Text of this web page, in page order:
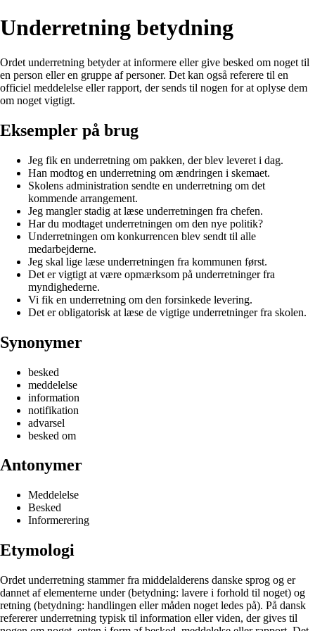
Underretning betydning
Ordet underretning betyder at informere eller give besked om noget til
en person eller en gruppe af personer. Det kan også referere til en
officiel meddelelse eller rapport, der sends til nogen for at oplyse dem
om noget vigtigt.
Eksempler på brug
Jeg fik en underretning om pakken, der blev leveret i dag.
Han modtog en underretning om ændringen i skemaet.
Skolens administration sendte en underretning om det
kommende arrangement.
Jeg mangler stadig at læse underretningen fra chefen.
Har du modtaget underretningen om den nye politik?
Underretningen om konkurrencen blev sendt til alle
medarbejderne.
Jeg skal lige læse underretningen fra kommunen først.
Det er vigtigt at være opmærksom på underretninger fra
myndighederne.
Vi fik en underretning om den forsinkede levering.
Det er obligatorisk at læse de vigtige underretninger fra skolen.
Synonymer
besked
meddelelse
information
notifikation
advarsel
besked om
Antonymer
Meddelelse
Besked
Informerering
Etymologi
Ordet underretning stammer fra middelalderens danske sprog og er
dannet af elementerne under (betydning: lavere i forhold til noget) og
retning (betydning: handlingen eller måden noget ledes på). På dansk
refererer underretning typisk til information eller viden, der gives til